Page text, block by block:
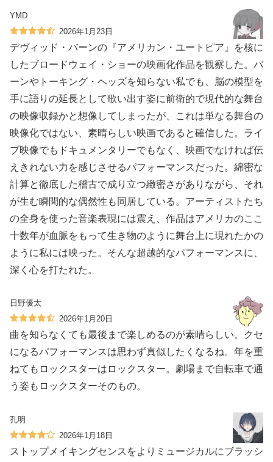
YMD
2026年1月23日
デヴィッド・バーンの『アメリカン・ユートピア』を核に
したブロードウェイ・ショーの映画化作品を観察した。バ
ーンやトーキング・ヘッズを知らない私でも、脳の模型を
手に語りの延長として歌い出す姿に前衛的で現代的な舞台
の映像収録かと想像してしまったが、これは単なる舞台の
映像化ではない、素晴らしい映画であると確信した。ライ
ブ映像でもドキュメンタリーでもなく、映画でなければ伝
えきれない力を感じさせるパフォーマンスだった。綿密な
計算と徹底した稽古で成り立つ緻密さがありながら、それ
が生む瞬間的な偶然性も同居している。アーティストたち
の全身を使った音楽表現には震え、作品はアメリカのここ
十数年が血脈をもって生き物のように舞台上に現れたかの
ように私には映った。そんな超越的なパフォーマンスに、
深く心を打たれた。
日野優太
2026年1月20日
曲を知らなくても最後まで楽しめるのが素晴らしい。クセ
になるパフォーマンスは思わず真似したくなるね。年を重
ねてもロックスターはロックスター。劇場まで自転車で通
う姿もロックスターそのもの。
孔明
2026年1月18日
ストップメイキングセンスをよりミュージカルにブラッシ